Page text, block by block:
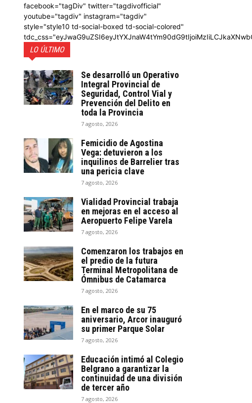
facebook="tagDiv" twitter="tagdivofficial"
youtube="tagdiv" instagram="tagdiv"
style="style10 td-social-boxed td-social-colored"
LO ÚLTIMO
Se desarrolló un Operativo
Integral Provincial de
Seguridad, Control Vial y
Prevención del Delito en
toda la Provincia
7 agosto, 2026
Femicidio de Agostina
Vega: detuvieron a los
inquilinos de Barrelier tras
una pericia clave
7 agosto, 2026
Vialidad Provincial trabaja
en mejoras en el acceso al
Aeropuerto Felipe Varela
7 agosto, 2026
Comenzaron los trabajos en
el predio de la futura
Terminal Metropolitana de
Ómnibus de Catamarca
7 agosto, 2026
En el marco de su 75
aniversario, Arcor inauguró
su primer Parque Solar
7 agosto, 2026
Educación intimó al Colegio
Belgrano a garantizar la
continuidad de una división
de tercer año
7 agosto, 2026